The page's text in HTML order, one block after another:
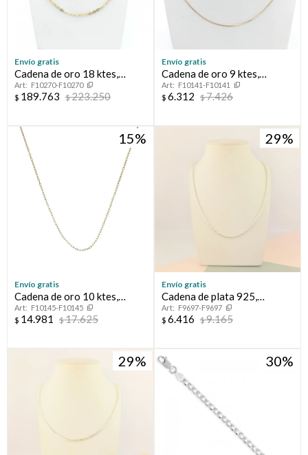
Envío gratis
Cadena de oro 18 ktes,
FORCET.
F10270-F10270
$ 189.763 $223.250
Envío gratis
Cadena de oro 9 ktes,
VENECIANA.
F10141-F10141
$ 6.312 $7.426
15
Envío gratis
Cadena de oro 10 ktes,
FORCET.
F10145-F10145
$ 14.981 $17.625
29
Envío gratis
Cadena de plata 925,
CARDANO.
F9697-F9697
$ 6.416 $9.165
29 30